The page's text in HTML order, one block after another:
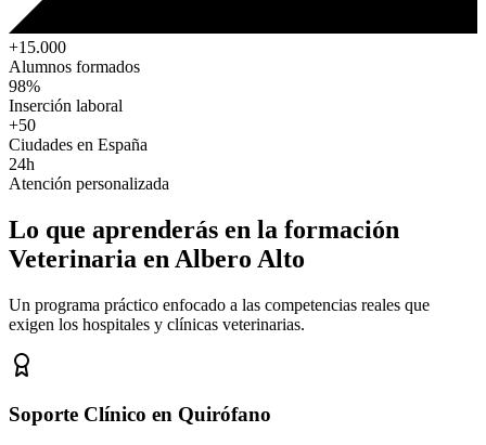
+15.000
Alumnos formados
98%
Inserción laboral
+50
Ciudades en España
24h
Atención personalizada
Lo que aprenderás en la formación
Veterinaria en Albero Alto
Un programa práctico enfocado a las competencias reales que
exigen los hospitales y clínicas veterinarias.
Soporte Clínico en Quirófano